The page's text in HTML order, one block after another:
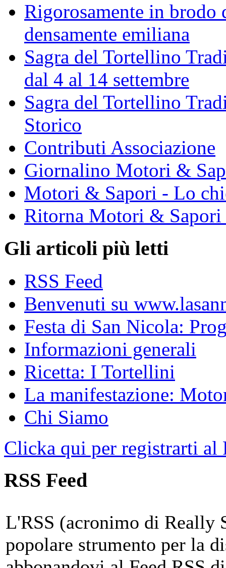
Rigorosamente in brodo
densamente emiliana
Sagra del Tortellino
dal 4 al 14 settembre
Sagra del Tortellino
Storico
Contributi Associazione
Giornalino Motori &
Motori & Sapori - Lo
Ritorna Motori & Sapori
Gli articoli più letti
RSS Feed
Benvenuti su
Festa di San Nicola:
Informazioni generali
Ricetta: I Tortellini
La manifestazione:
Chi Siamo
Clicka qui per registrarti al
RSS Feed
L'RSS (acronimo di Really
popolare strumento per la